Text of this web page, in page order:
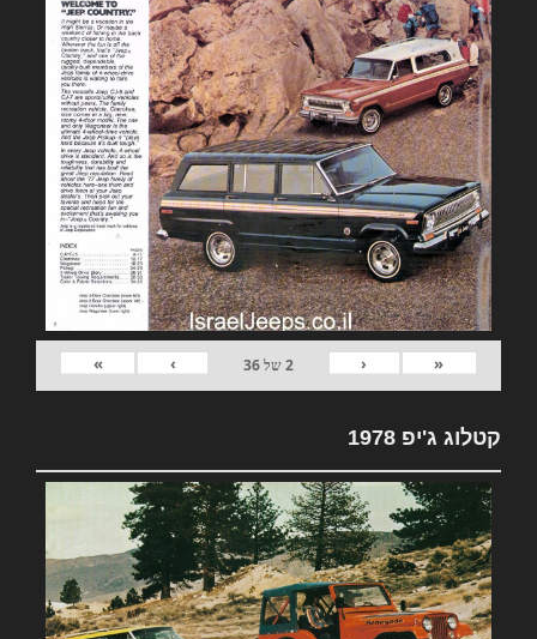
«
‹
2של36
›
»
קטלוג ג'יפ 1978